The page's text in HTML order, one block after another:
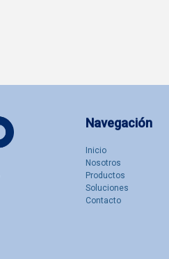
Navegación
Inicio
Nosotro​s
Productos
Soluciones
Contacto